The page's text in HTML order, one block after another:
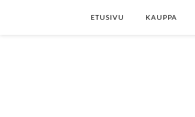
ETUSIVU KAUPPA